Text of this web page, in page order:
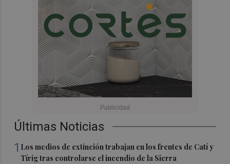
Últimas Noticias
1 Los medios de extinción trabajan en los frentes de Catí y
Tírig tras controlarse el incendio de la Sierra